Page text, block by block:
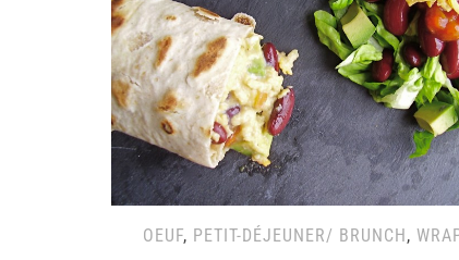
OEUF, PETIT-DÉJEUNER/ BRUNCH,